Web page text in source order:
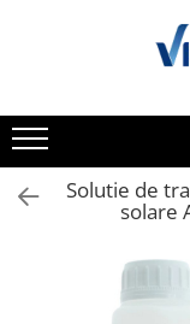
Aspiratoare si masini
profesionale
Aspiratoare
Aspiratoare injectie
Aspiratoare
Solutie de
solare